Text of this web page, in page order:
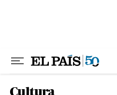
Cultura